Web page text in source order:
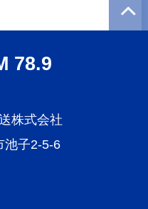
78.9
株式会社
池子2-5-6